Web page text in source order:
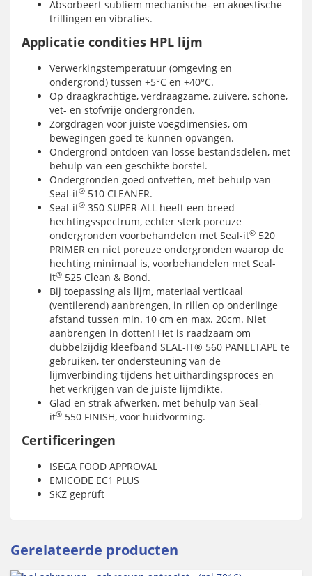
Absorbeert subliem mechanische- en akoestische
trillingen en vibraties.
Applicatie condities HPL lijm
Verwerkingstemperatuur (omgeving en
ondergrond) tussen +5°C en +40°C.
Op draagkrachtige, verdraagzame, zuivere, schone,
vet- en stofvrije ondergronden.
Zorgdragen voor juiste voegdimensies, om
bewegingen goed te kunnen opvangen.
Ondergrond ontdoen van losse bestandsdelen, met
behulp van een geschikte borstel.
Ondergronden goed ontvetten, met behulp van
Seal-it® 510 CLEANER.
Seal-it® 350 SUPER-ALL heeft een breed
hechtingsspectrum, echter sterk poreuze
ondergronden voorbehandelen met Seal-it® 520
PRIMER en niet poreuze ondergronden waarop de
hechting minimaal is, voorbehandelen met Seal-
it® 525 Clean & Bond.
Bij toepassing als lijm, materiaal verticaal
(ventilerend) aanbrengen, in rillen op onderlinge
afstand tussen min. 10 cm en max. 20cm. Niet
aanbrengen in dotten! Het is raadzaam om
dubbelzijdig kleefband SEAL-IT® 560 PANELTAPE te
gebruiken, ter ondersteuning van de
lijmverbinding tijdens het uithardingsproces en
het verkrijgen van de juiste lijmdikte.
Glad en strak afwerken, met behulp van Seal-
it® 550 FINISH, voor huidvorming.
Certificeringen
ISEGA FOOD APPROVAL
EMICODE EC1 PLUS
SKZ geprüft
Gerelateerde producten